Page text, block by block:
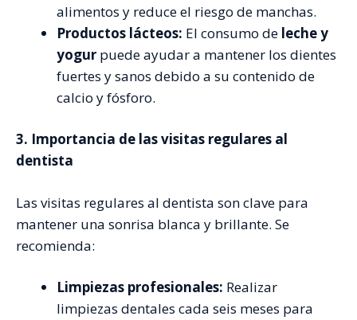
alimentos y reduce el riesgo de manchas.
Productos lácteos: El consumo de leche y
yogur puede ayudar a mantener los dientes
fuertes y sanos debido a su contenido de
calcio y fósforo.
3. Importancia de las visitas regulares al
dentista
Las visitas regulares al dentista son clave para
mantener una sonrisa blanca y brillante. Se
recomienda:
Limpiezas profesionales: Realizar
limpiezas dentales cada seis meses para